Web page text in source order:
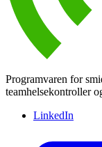
Programvaren for
teamhelsekontroller
LinkedIn